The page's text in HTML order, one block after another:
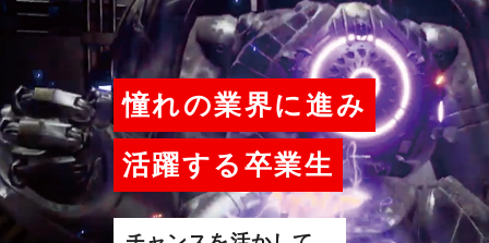
憧れの業界に進み
活躍する卒業生